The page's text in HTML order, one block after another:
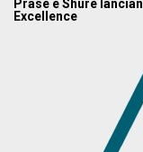
Prase e Shure
Excellence